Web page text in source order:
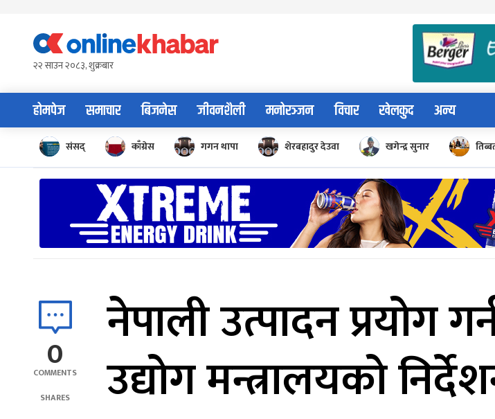
content२२ साउन २०८३, शुक्रबार
होमपेज समाचार बिजनेस जीवनशैली मनोरञ्जन विचार खेलकुद अन्य
संसद् काँग्रेस गगन थापा शेरबहादुर देउवा खगेन्द्र सुनार
0
COMMENTS
SHARES
नेपाली उत्पादन प्रयोग
उद्योग मन्त्रालयको